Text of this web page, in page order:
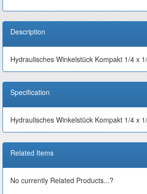
Description
Hydraulisches Winkelstück Kompakt 1/4 x
Specification
Hydraulisches Winkelstück Kompakt 1/4 x
Related Items
No currently Related Products...?